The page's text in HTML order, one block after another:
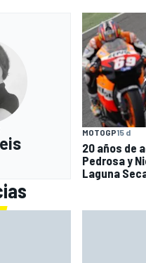
MOTOGP15 d
20 años de
Pedrosa y
Laguna